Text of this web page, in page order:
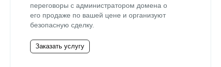
переговоры с администратором домена о
его продаже по вашей цене и организуют
безопасную сделку.
Заказать услугу